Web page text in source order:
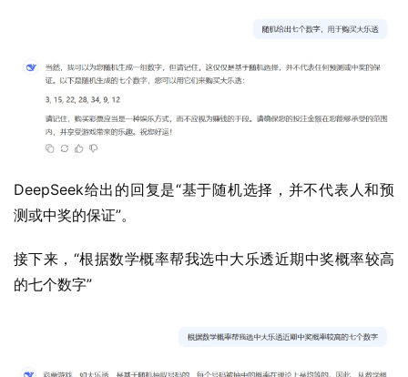
DeepSeek给出的回复是“基于随机选择，并不代表人和预
测或中奖的保证”。
接下来，“根据数学概率帮我选中大乐透近期中奖概率较高
的七个数字”